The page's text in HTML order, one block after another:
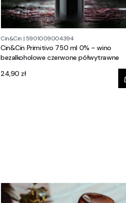
Cin&Cin | 5901009004394
Cin&Cin Primitivo 750 ml 0% – wino
bezalkoholowe czerwone półwytrawne
Cena
24,90 zł